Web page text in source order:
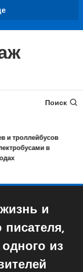
Поиск
и троллейбусов
в
и
писателя,
из